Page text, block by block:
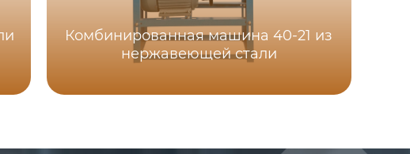
Комбинированная машина 40-21 из
нержавеющей стали